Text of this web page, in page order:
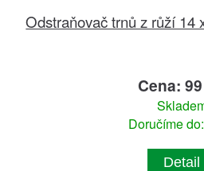
Odstraňovač trnů z růží 14
Cena:
Doručíme
Detail